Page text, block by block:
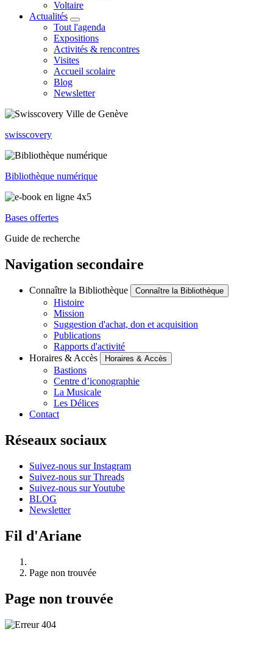
Voltaire
Actualités
Tout l'agenda
Expositions
Activités & rencontres
Visites
Accueil scolaire
Blog
Newsletter
swisscovery
Bibliothèque numérique
Bases offertes
Guide de recherche
Navigation secondaire
Connaître la Bibliothèque Connaître la Bibliothèque
Histoire
Mission
Suggestion d'achat, don et acquisition
Publications
Rapports d'activité
Horaires & Accès
Horaires & Accès
Bastions
Centre d’iconographie
La Musicale
Les Délices
Contact
Réseaux sociaux
Suivez-nous sur Instagram
Suivez-nous sur Threads
Suivez-nous sur Youtube
BLOG
Newsletter
Fil d'Ariane
Page non trouvée
Page non trouvée